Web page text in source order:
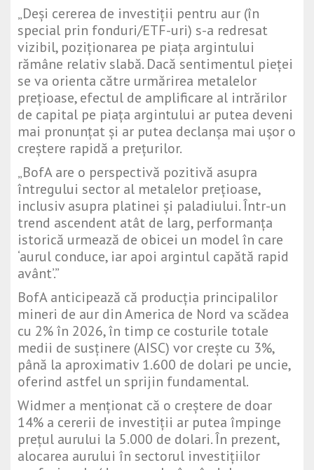
„Deși cererea de investiții pentru aur (în
special prin fonduri/ETF-uri) s-a redresat
vizibil, poziționarea pe piața argintului
rămâne relativ slabă. Dacă sentimentul pieței
se va orienta către urmărirea metalelor
prețioase, efectul de amplificare al intrărilor
de capital pe piața argintului ar putea deveni
mai pronunțat și ar putea declanșa mai ușor o
creștere rapidă a prețurilor.
„BofA are o perspectivă pozitivă asupra
întregului sector al metalelor prețioase,
inclusiv asupra platinei și paladiului. Într-un
trend ascendent atât de larg, performanța
istorică urmează de obicei un model în care
‘aurul conduce, iar apoi argintul capătă rapid
avânt’.”
BofA anticipează că producția principalilor
mineri de aur din America de Nord va scădea
cu 2% în 2026, în timp ce costurile totale
medii de susținere (AISC) vor crește cu 3%,
până la aproximativ 1.600 de dolari pe uncie,
oferind astfel un sprijin fundamental.
Widmer a menționat că o creștere de doar
14% a cererii de investiții ar putea împinge
prețul aurului la 5.000 de dolari. În prezent,
alocarea aurului în sectorul investițiilor